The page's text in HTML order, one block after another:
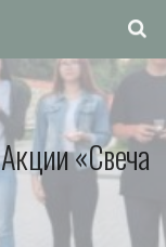
«Свеча